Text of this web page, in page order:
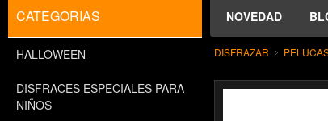
NOVEDAD
CATEGORIAS
HALLOWEEN
DISFRACES ESPECIALES PARA
NIÑOS
DISFRAZAR